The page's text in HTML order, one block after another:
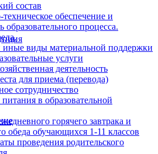
состав
обеспечение и
образовательного процесса.
виды материальной поддержки
услуги
деятельность
для приема (перевода)
сотрудничество
в образовательной
горячего завтрака и
обеда обучающихся 1-11 классов
проведения родительского